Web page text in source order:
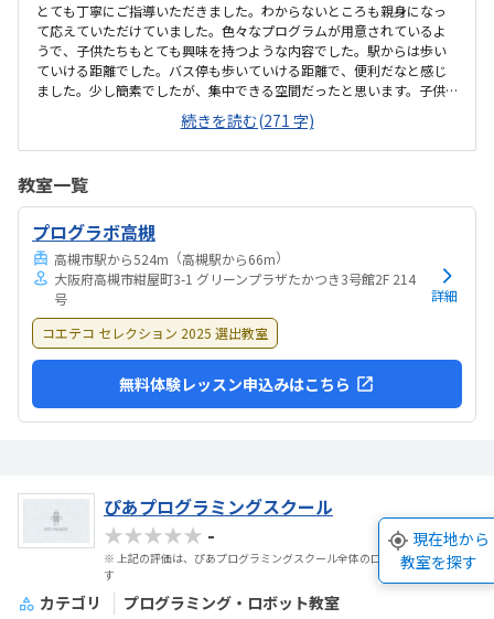
とても丁寧にご指導いただきました。わからないところも親身になっ
て応えていただけていました。色々なプログラムが用意されているよ
うで、子供たちもとても興味を持つような内容でした。駅からは歩い
ていける距離でした。バス停も歩いていける距離で、便利だなと感じ
ました。少し簡素でしたが、集中できる空間だったと思います。子供
たちが主体的に学べる空間があったと思います月々の費用は少し高い
かな感じました。単発で参加できるシステムがあればもっと良いと思
いました初めて体験することもあり、楽しい様子でした。また参加し
続きを読む(271 字)
教室一覧
プログラボ高槻
高槻市駅から524m （高槻駅から66m）
大阪府高槻市紺屋町3-1 グリーンプラザたかつき3号館2F 214
号
コエテコ セレクション 2025 選出教室
詳細
無料体験レッスン申込みはこちら
ぴあプログラミングスクール
★★★★★ -
※ 上記の評価は、ぴあプログラミングスクール全体の口コミ点数・件数で
す
カテゴリ プログラミング・ロボット教室
現在地から
教室を探す